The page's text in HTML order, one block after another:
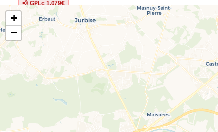
💨 GPLc1.079€
WhatsApp 📋 Copier
🗺️ Y aller
Carrefour
42 rue de la République, France
Màj Données de démonstration
1.738€
1.915€
🌿 E85 0.865€
💨 GPLc
☆
Ajouter aux favoris
GPLc
1.099
€/L
+
−